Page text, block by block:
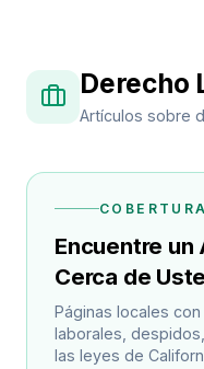
Derecho
Artículos sobre
Encuentre
Cerca de
Páginas locales
laborales,
las leyes de